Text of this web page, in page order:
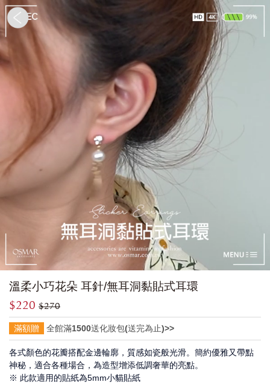
溫柔小巧花朵 耳針/無耳洞黏貼式耳環
$220 $270
滿額贈 全館滿1500送化妝包(送完為止)>>
各式顏色的花瓣搭配金邊輪廓，質感如瓷般光滑。簡約優雅又帶點
神秘，適合各種場合，為造型增添低調奢華的亮點。
※ 此款適用的貼紙為5mm小貓貼紙